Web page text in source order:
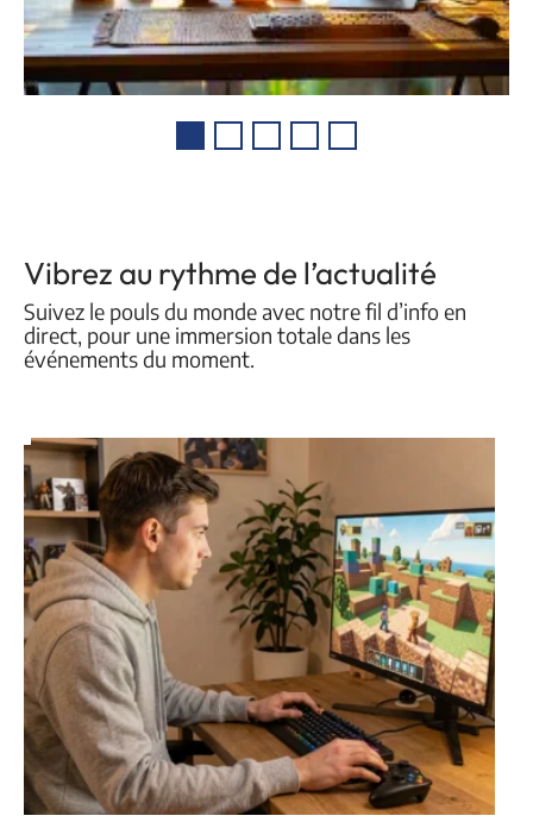
Vibrez au rythme de l’actualité
Suivez le pouls du monde avec notre fil d’info en
direct, pour une immersion totale dans les
événements du moment.